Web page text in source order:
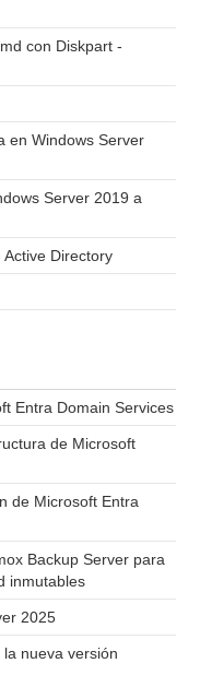
con Diskpart -
en Windows Server
Server 2019 a
Directory
Entra Domain Services
de Microsoft
de Microsoft Entra
Backup Server para
inmutables
2025
nueva versión